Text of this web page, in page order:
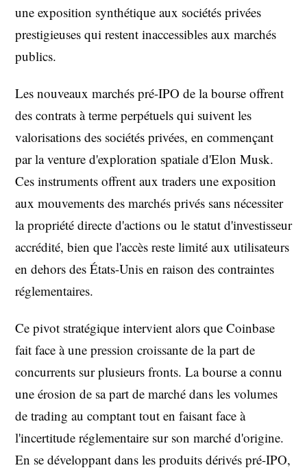
une exposition synthétique aux sociétés privées
prestigieuses qui restent inaccessibles aux marchés
publics.
Les nouveaux marchés pré-IPO de la bourse offrent
des contrats à terme perpétuels qui suivent les
valorisations des sociétés privées, en commençant
par la venture d'exploration spatiale d'Elon Musk.
Ces instruments offrent aux traders une exposition
aux mouvements des marchés privés sans nécessiter
la propriété directe d'actions ou le statut d'investisseur
accrédité, bien que l'accès reste limité aux utilisateurs
en dehors des États-Unis en raison des contraintes
réglementaires.
Ce pivot stratégique intervient alors que Coinbase
fait face à une pression croissante de la part de
concurrents sur plusieurs fronts. La bourse a connu
une érosion de sa part de marché dans les volumes
de trading au comptant tout en faisant face à
l'incertitude réglementaire sur son marché d'origine.
En se développant dans les produits dérivés pré-IPO,